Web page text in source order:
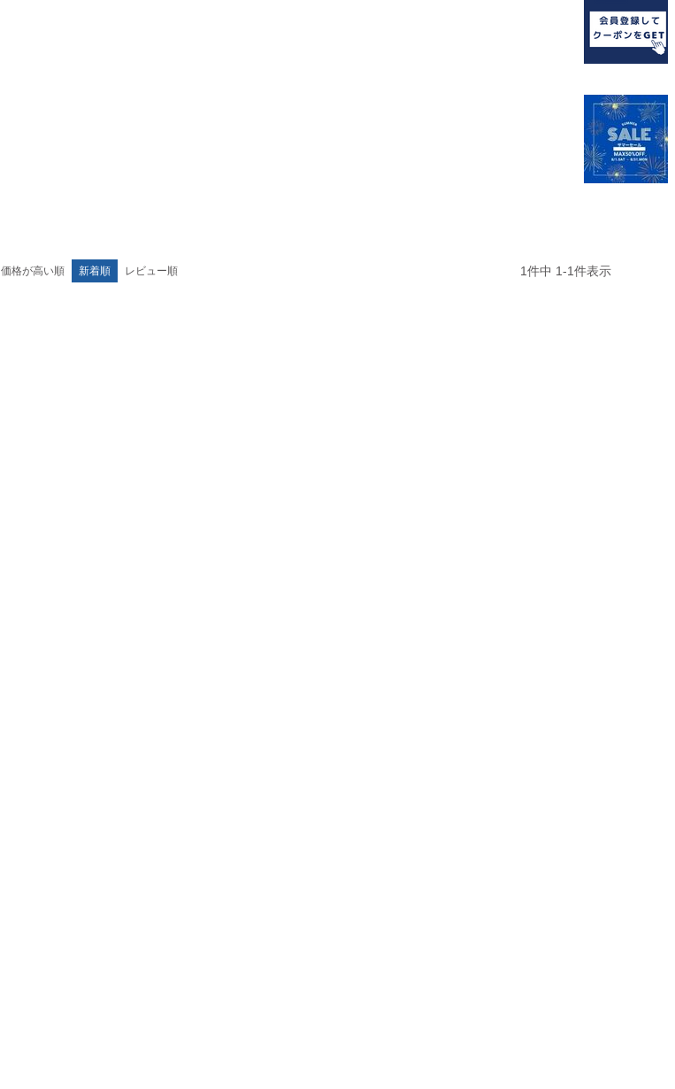
価格が高い順 新着順 レビュー順 1件中 1-1件表示